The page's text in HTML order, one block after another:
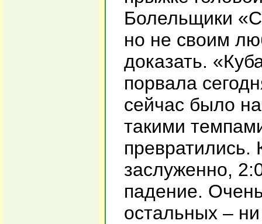
Болельщики
но не своим
доказать.
порвала
сейчас было
такими
заслуженно,
падение.
остальных –